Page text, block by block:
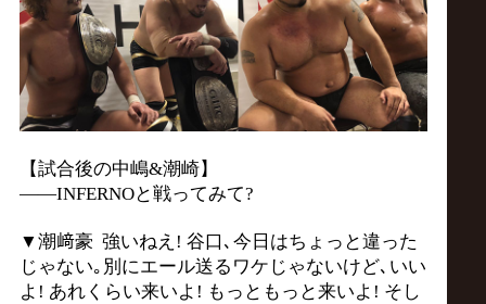
【試合後の中嶋&潮崎】
――INFERNOと戦ってみて?
▼潮﨑豪 強いねえ! 谷口､今日はちょっと違った
じゃない｡別にエール送るワケじゃないけど､いい
よ! あれくらい来いよ! もっともっと来いよ! そし